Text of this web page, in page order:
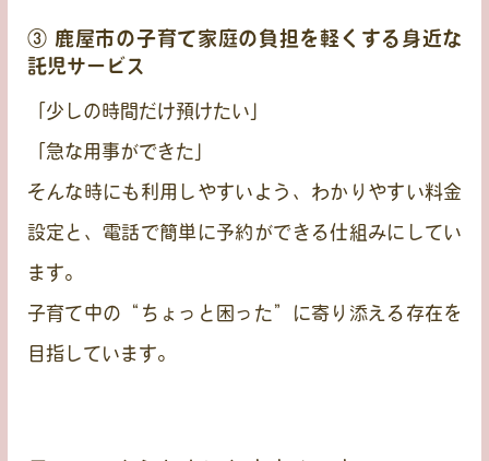
③ 鹿屋市の子育て家庭の負担を軽くする身近な
託児サービス
「少しの時間だけ預けたい」
「急な用事ができた」
そんな時にも利用しやすいよう、わかりやすい料金
設定と、電話で簡単に予約ができる仕組みにしてい
ます。
子育て中の“ちょっと困った”に寄り添える存在を
目指しています。